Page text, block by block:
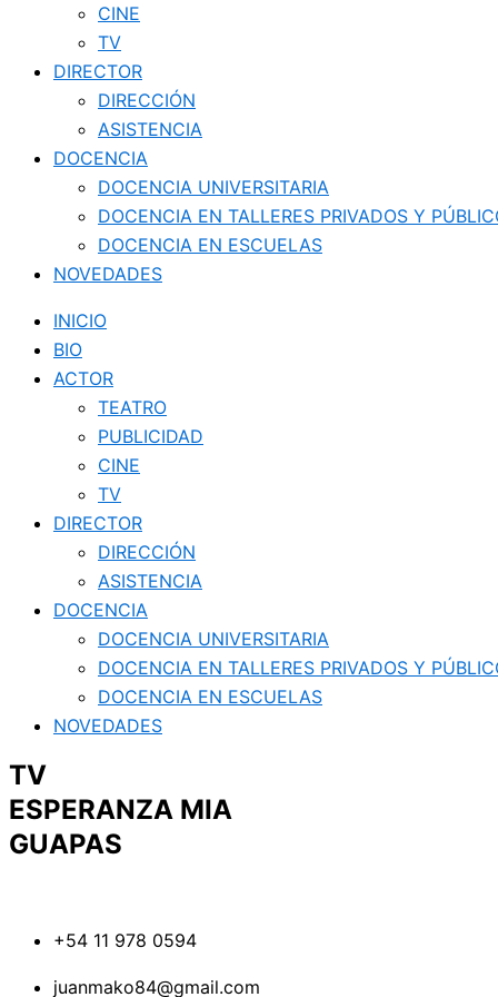
CINE
TV
DIRECTOR
DIRECCIÓN
ASISTENCIA
DOCENCIA
DOCENCIA UNIVERSITARIA
DOCENCIA EN TALLERES PRIVADOS Y
DOCENCIA EN ESCUELAS
NOVEDADES
INICIO
BIO
ACTOR
TEATRO
PUBLICIDAD
CINE
TV
DIRECTOR
DIRECCIÓN
ASISTENCIA
DOCENCIA
DOCENCIA UNIVERSITARIA
DOCENCIA EN TALLERES PRIVADOS Y
DOCENCIA EN ESCUELAS
NOVEDADES
TV
ESPERANZA MIA
GUAPAS
+54 11 978 0594
juanmako84@gmail.com